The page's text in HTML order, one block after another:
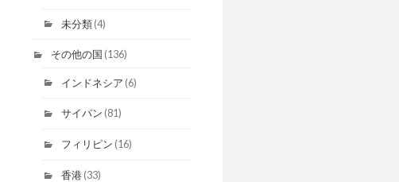
未分類(4)
その他の国 (136)
インドネシア (6)
サイパン (81)
フィリピン (16)
香港(33)